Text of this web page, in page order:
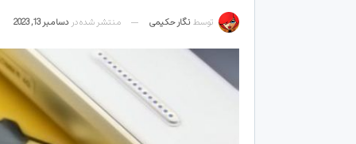
توسط نگار حکیمی منتشر شده در دسامبر 13, 2023